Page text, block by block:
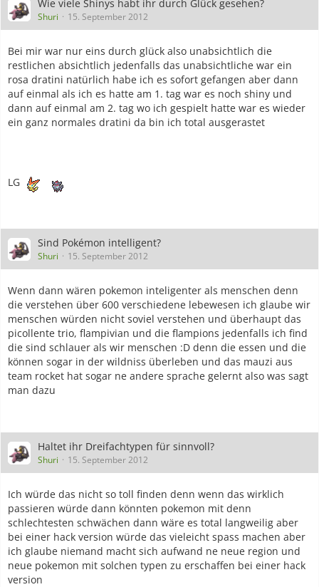
Wie viele Shinys habt ihr durch Glück gesehen?
Shuri 15. September 2012
Bei mir war nur eins durch glück also unabsichtlich die
restlichen absichtlich jedenfalls das unabsichtliche war ein
rosa dratini natürlich habe ich es sofort gefangen aber dann
auf einmal als ich es hatte am 1. tag war es noch shiny und
dann auf einmal am 2. tag wo ich gespielt hatte war es wieder
ein ganz normales dratini da bin ich total ausgerastet
LG
Sind Pokémon intelligent?
Shuri 15. September 2012
Wenn dann wären pokemon inteligenter als menschen denn
die verstehen über 600 verschiedene lebewesen ich glaube wir
menschen würden nicht soviel verstehen und überhaupt das
picollente trio, flampivian und die flampions jedenfalls ich find
die sind schlauer als wir menschen :D denn die essen und die
können sogar in der wildniss überleben und das mauzi aus
team rocket hat sogar ne andere sprache gelernt also was sagt
man dazu
Haltet ihr Dreifachtypen für sinnvoll?
Shuri 15. September 2012
Ich würde das nicht so toll finden denn wenn das wirklich
passieren würde dann könnten pokemon mit denn
schlechtesten schwächen dann wäre es total langweilig aber
bei einer hack version würde das vieleicht spass machen aber
ich glaube niemand macht sich aufwand ne neue region und
neue pokemon mit solchen typen zu erschaffen bei einer hack
version